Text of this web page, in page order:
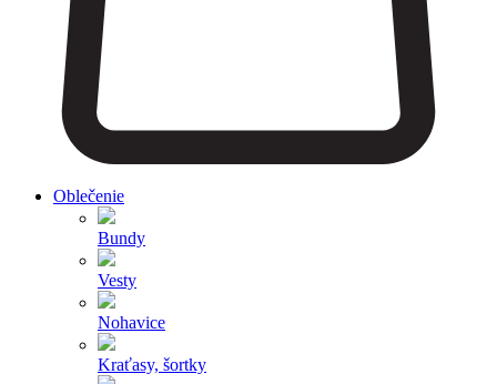
Oblečenie
Bundy
Vesty
Nohavice
Kraťasy, šortky